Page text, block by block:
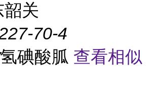
韶关
70-4
氢碘酸胍 查看相似